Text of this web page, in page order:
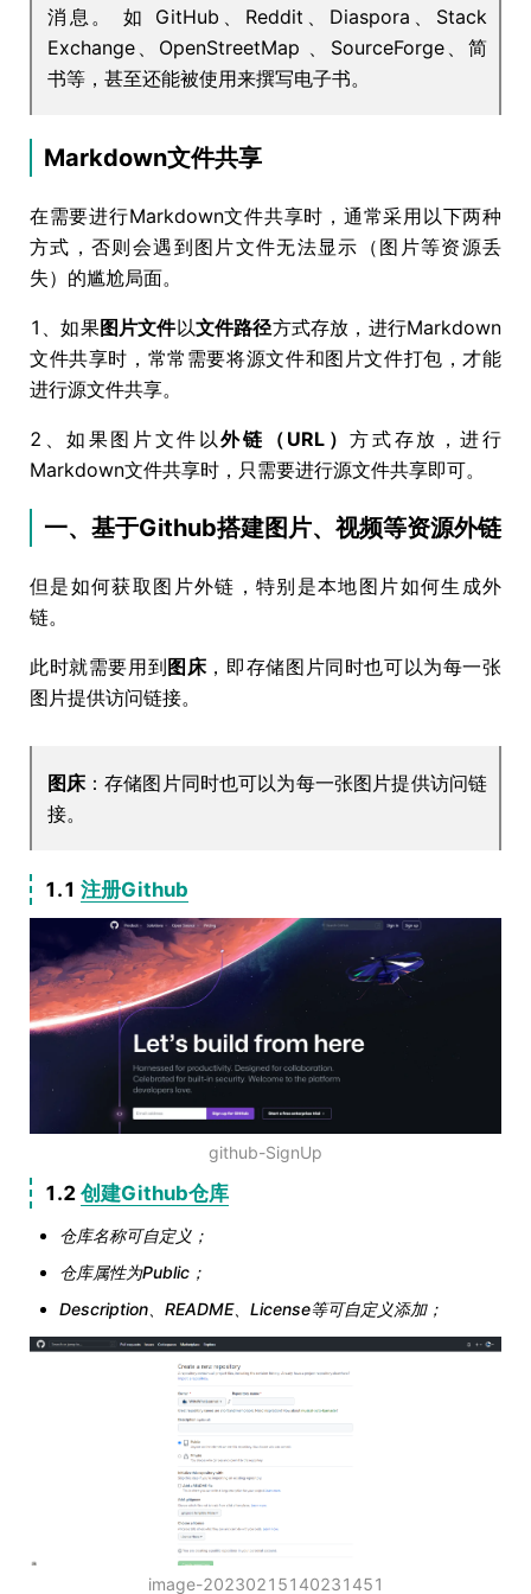
消息。 如 GitHub、Reddit、Diaspora、Stack
Exchange、OpenStreetMap 、SourceForge、简
书等，甚至还能被使用来撰写电子书。
Markdown文件共享
在需要进行Markdown文件共享时，通常采用以下两种
方式，否则会遇到图片文件无法显示（图片等资源丢
失）的尴尬局面。
1、如果图片文件以文件路径方式存放，进行Markdown
文件共享时，常常需要将源文件和图片文件打包，才能
进行源文件共享。
2、如果图片文件以外链（URL）方式存放，进行
Markdown文件共享时，只需要进行源文件共享即可。
一、基于Github搭建图片、视频等资源外链
但是如何获取图片外链，特别是本地图片如何生成外
链。
此时就需要用到 图床，即存储图片同时也可以为每一张
图片提供访问链接。
图床：存储图片同时也可以为每一张图片提供访问链
接。
1.1 注册Github
github-SignUp
1.2 创建Github仓库
仓库名称可自定义；
仓库属性为Public；
Description、README、License等可自定义添加；
image-20230215140231451